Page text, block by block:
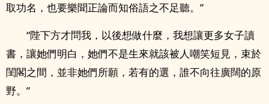
取功名，也要樂聞正論而知俗語之不足聽。”
“陛下方才問我，以後想做什麼，我想讓更多女子讀
書，讓她們明白，她們不是生來就該被人嘲笑短見，束於
閨閣之間，並非她們所願，若有的選，誰不向往廣闊的原
野。”